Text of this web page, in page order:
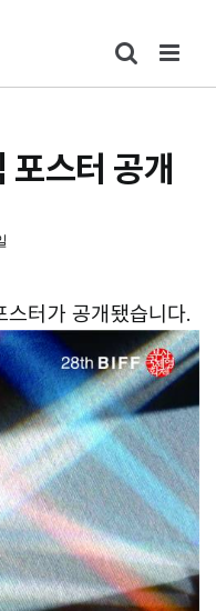
스터 공개
터가 공개됐습니다.